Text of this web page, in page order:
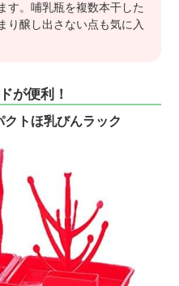
す。哺乳瓶を複数本干した
り醸し出さない点も気に入
が便利！
トほ乳びんラック